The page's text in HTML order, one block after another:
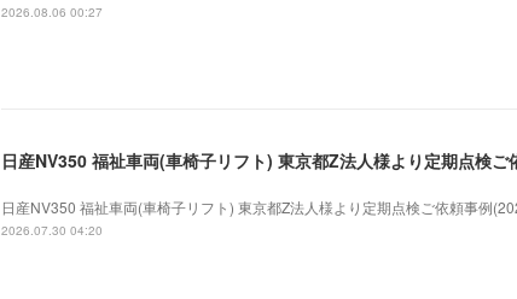
2026.08.06 00:27
日産NV350 福祉車両(車椅子リフト) 東京都Z法人様より定期点検
日産NV350 福祉車両(車椅子リフト) 東京都Z法人様より定期点検ご依頼事例
2026.07.30 04:20